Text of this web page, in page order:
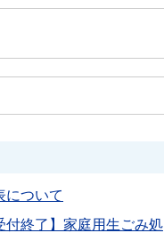
について
付終了】家庭用生ごみ処